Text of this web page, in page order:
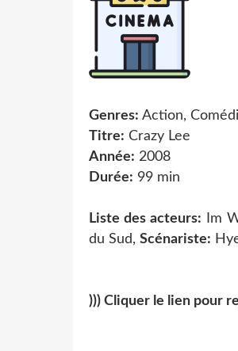
Genres: Action,
Titre: Crazy Lee
Année: 2008
Durée: 99 min
Liste des acteurs: Im
du Sud, Scénariste:
))) Cliquer le lien pour